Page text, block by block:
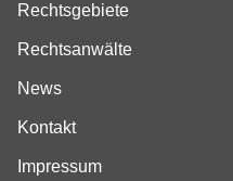
Rechtsgebiete
Rechtsanwälte
News
Kontakt
Impressum